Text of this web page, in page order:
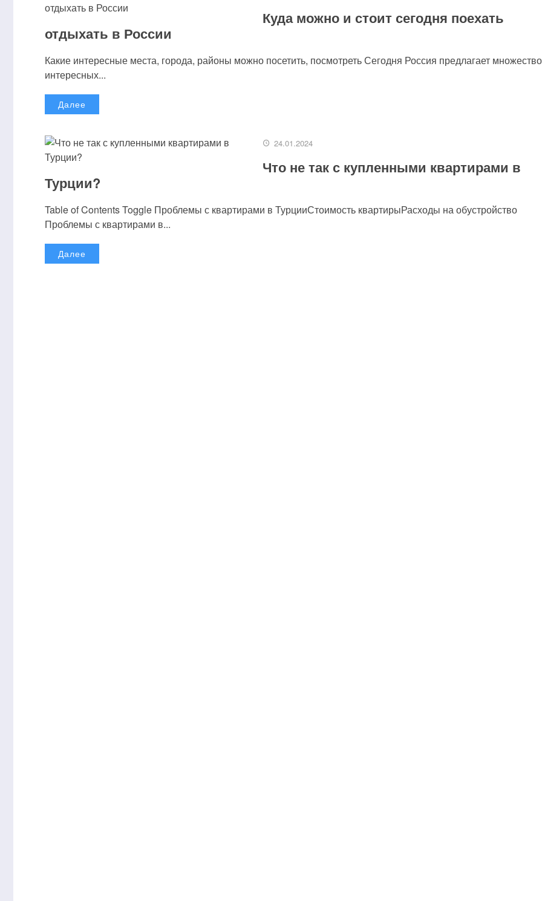
Куда можно и стоит сегодня поехать
отдыхать в России
Какие интересные места, города, районы можно посетить, посмотреть Сегодня Россия предлагает множество
интересных...
Далее
24.01.2024
Что не так с купленными квартирами в
Турции?
Table of Contents Toggle Проблемы с квартирами в ТурцииСтоимость квартирыРасходы на обустройство
Проблемы с квартирами в...
Далее